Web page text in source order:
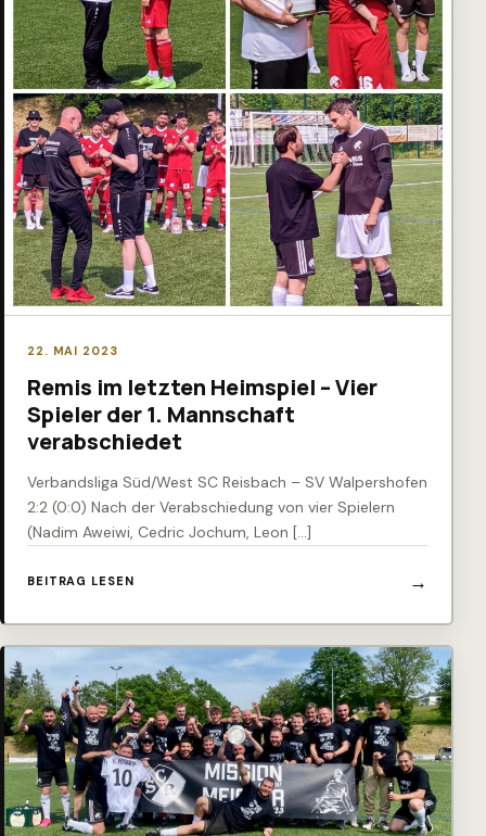
22. MAI 2023
Remis im letzten Heimspiel – Vier
Spieler der 1. Mannschaft
verabschiedet
Verbandsliga Süd/West SC Reisbach – SV Walpershofen
2:2 (0:0) Nach der Verabschiedung von vier Spielern
(Nadim Aweiwi, Cedric Jochum, Leon […]
BEITRAG LESEN